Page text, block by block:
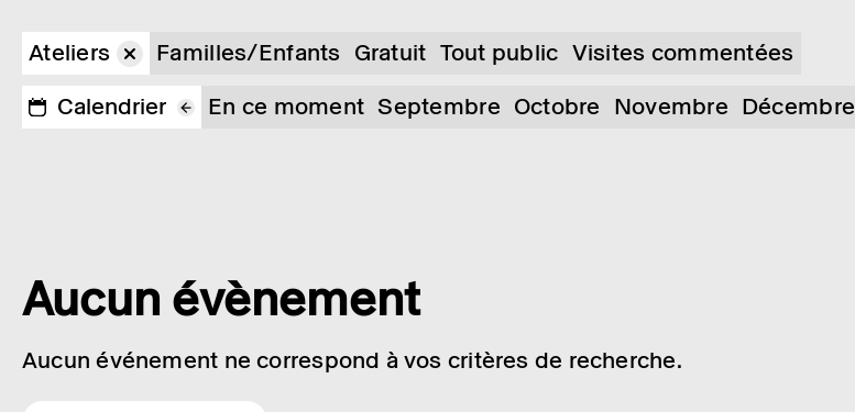
Ateliers Familles/Enfants Gratuit Tout public Visites commentées
Calendrier
En ce moment Septembre Octobre Novembre Décembre
Aucun évènement
Aucun événement ne correspond à vos critères de recherche.